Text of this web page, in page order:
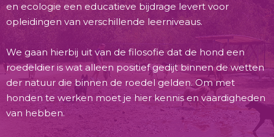
en ecologie een educatieve bijdrage levert voor
opleidingen van verschillende leerniveaus.
We gaan hierbij uit van de filosofie dat de hond een
roedeldier is wat alleen positief gedijt binnen de wetten
der natuur die binnen de roedel gelden. Om met
honden te werken moet je hier kennis en vaardigheden
van hebben.